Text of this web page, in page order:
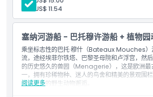
需要了解的事项
位置
如何到达那里
儿童:
US$ 11.54
塞纳河游船 - 巴托穆许游船 + 植物
乘坐标志性的巴托·穆什（Bateaux Mouches）
流，途经埃菲尔铁塔、巴黎圣母院和卢浮宫，然
的历史悠久的兽园（Menagerie），这是欧洲最
一，拥有珍稀物种、迷人的鸟舍和精美的景观围
景与亲密的野生动物邂逅。
阅读更多